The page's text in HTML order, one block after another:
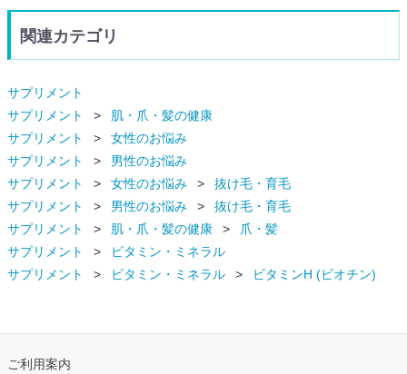
関連カテゴリ
サプリメント
サプリメント
肌・爪・髪の健康
サプリメント
女性のお悩み
サプリメント
男性のお悩み
サプリメント
女性のお悩み
抜け毛・育毛
サプリメント
男性のお悩み
抜け毛・育毛
サプリメント
肌・爪・髪の健康
爪・髪
サプリメント
ビタミン・ミネラル
サプリメント
ビタミン・ミネラル ビタミンH (ビオチン)
ご利用案内